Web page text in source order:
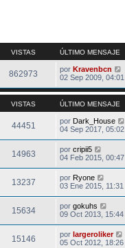
VISTAS ÚLTIMO MENSAJE
862973 por Kravenbcn
02 Sep 2009, 04:01
VISTAS ÚLTIMO MENSAJE
44451 por Dark_House
04 Sep 2017, 05:02
14963 por cripii5
04 Feb 2015, 00:47
13237 por Ryone
03 Ene 2015, 11:31
15634 por gokuhs
09 Oct 2013, 15:44
15146 por largeroliker
05 Oct 2012, 18:26